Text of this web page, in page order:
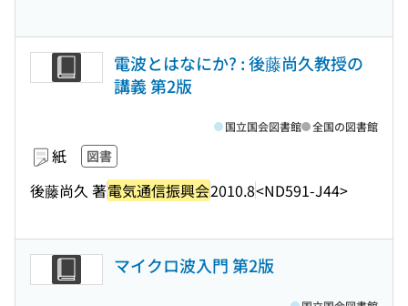
電波とはなにか? : 後藤尚久教授の
講義 第2版
紙 図書
後藤尚久 著電気通信振興会2010.8<ND591-J44>
国立国会図書館 全国の図書館
マイクロ波入門 第2版